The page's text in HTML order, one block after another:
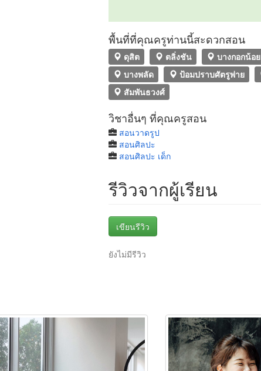
พื้นที่ที่คุณครูท่านนี้สะดวกสอน
ดุสิต ตลิ่งชัน บางกอกน้อย
บางพลัด
ป้อมปราบศัตรูพ่าย
สัมพันธวงศ์
วิชาอื่นๆ ที่คุณครูสอน
สอนวาดรูป
สอนศิลปะ
สอนศิลปะ เด็ก
รีวิวจากผู้เรียน
เขียนรีวิว
ยังไม่มีรีวิว